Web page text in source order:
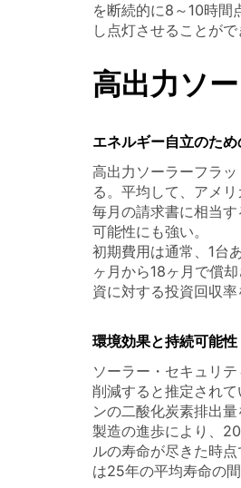
を断続的に8～10時
し点灯させることがで
高出力ソ
エネルギー自立のた
高出力ソーラーフラ
る。平均して、アメ
毎月の請求書に相当
可能性にも強い。
初期費用は通常、1台
ヶ月から18ヶ月で償
資に対する投資回収率
環境効果と持続可能性
ソーラー・セキュリ
削減すると推定され
ンの二酸化炭素排出量
製造の進歩により、
ルの寿命が尽きた時
は25年の平均寿命の